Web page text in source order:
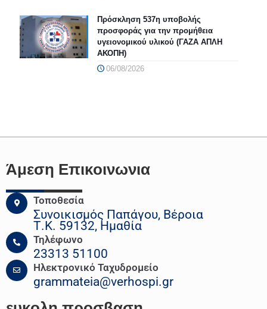
Πρόσκληση 537η υποβολής
προσφοράς για την προμήθεια
υγειονομικού υλικού (ΓΑΖΑ ΑΠΛΗ
ΑΚΟΠΗ)
06/08/2026
Άμεση Επικοινωνια
Τοποθεσία
Συνοικισμός Παπάγου, Βέροια
Τ.Κ. 59132, Ημαθία
Τηλέφωνο
23313 51100
Ηλεκτρονικό Ταχυδρομείο
grammateia@verhospi.gr